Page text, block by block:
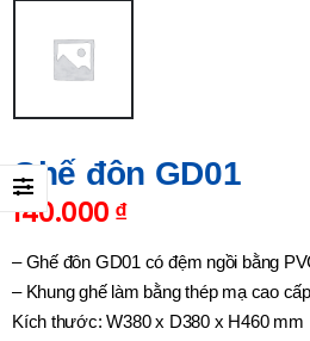
Ghế đôn GD01
140.000₫
– Ghế đôn GD01 có đệm ngồi bằng
– Khung ghế làm bằng thép mạ cao
Kích thước: W380 x D380 x H460 mm